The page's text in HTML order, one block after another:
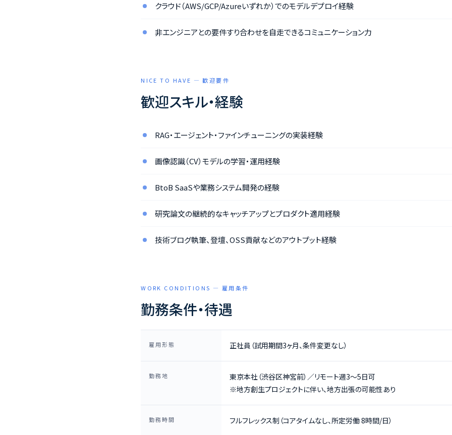
クラウド（AWS/GCP/Azureいずれか）でのモデルデプロイ経験
非エンジニアとの要件すり合わせを自走できるコミュニケーション力
NICE TO HAVE — 歓迎要件
歓迎スキル・経験
RAG・エージェント・ファインチューニングの実装経験
画像認識（CV）モデルの学習・運用経験
BtoB SaaSや業務システム開発の経験
研究論文の継続的なキャッチアップとプロダクト適用経験
技術ブログ執筆、登壇、OSS貢献などのアウトプット経験
WORK CONDITIONS — 雇用条件
勤務条件・待遇
雇用形態 正社員（試用期間3ヶ月、条件変更なし）
勤務地
東京本社（渋谷区神宮前）／リモート週3〜5日可
※地方創生プロジェクトに伴い、地方出張の可能性あり
勤務時間 フルフレックス制（コアタイムなし、所定労働 8時間/日）